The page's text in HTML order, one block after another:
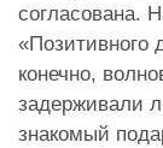
согласована.
«Позитивного
конечно,
задерживали
знакомый